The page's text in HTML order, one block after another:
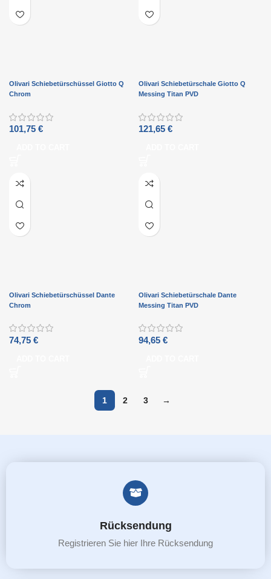
Olivari Schiebetürschüssel Giotto Q
Chrom
101,75 €
Olivari Schiebetürschale Giotto Q
Messing Titan PVD
121,65 €
Olivari Schiebetürschüssel Dante
Chrom
74,75 €
Olivari Schiebetürschale Dante
Messing Titan PVD
94,65 €
1 2 3 →
Rücksendung
Registrieren Sie hier Ihre Rücksendung